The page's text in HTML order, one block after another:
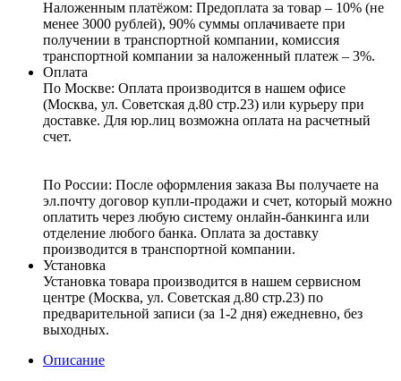
Наложенным платёжом: Предоплата за товар – 10% (не
менее 3000 рублей), 90% суммы оплачиваете при
получении в транспортной компании, комиссия
транспортной компании за наложенный платеж – 3%.
Оплата
По Москве: Оплата производится в нашем офисе
(Москва, ул. Советская д.80 стр.23) или курьеру при
доставке. Для юр.лиц возможна оплата на расчетный
счет.
По России: После оформления заказа Вы получаете на
эл.почту договор купли-продажи и счет, который можно
оплатить через любую систему онлайн-банкинга или
отделение любого банка. Оплата за доставку
производится в транспортной компании.
Установка
Установка товара производится в нашем сервисном
центре (Москва, ул. Советская д.80 стр.23) по
предварительной записи (за 1-2 дня) ежедневно, без
выходных.
Описание